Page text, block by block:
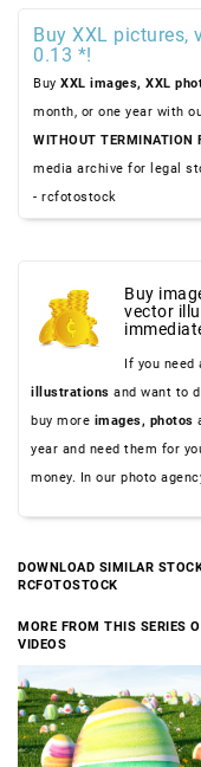
Buy XXL pictures,
0.13 *!
Buy XXL images, XXL
month, or one year with
WITHOUT TERMINATION
media archive for legal
- rcfotostock
Buy
vector
If you
illustrations and want to
buy more images, photos
year and need them for
money. In our photo
DOWNLOAD SIMILAR
RCFOTOSTOCK
MORE FROM THIS SERIES
VIDEOS